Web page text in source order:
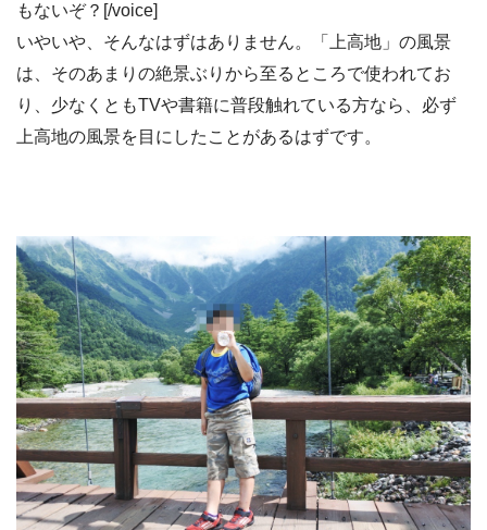
もないぞ？[/voice]
いやいや、そんなはずはありません。「上高地」の風景
は、そのあまりの絶景ぶりから至るところで使われてお
り、少なくともTVや書籍に普段触れている方なら、必ず
上高地の風景を目にしたことがあるはずです。